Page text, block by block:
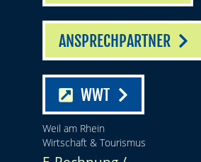
ANSPRECHPARTNER
WWT
Weil am Rhein
Wirtschaft & Tourismus